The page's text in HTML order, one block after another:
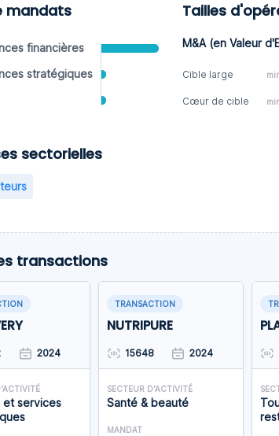
mandats
financières
stratégiques
Tailles
M&A (en Valeur
Cible large
Cœur de cible
sectorielles
transactions
2024
et services
TRANSACTION
NUTRIPURE
15648 2024
SECTEUR D'ACTIVITÉ
Santé & beauté
MANDAT